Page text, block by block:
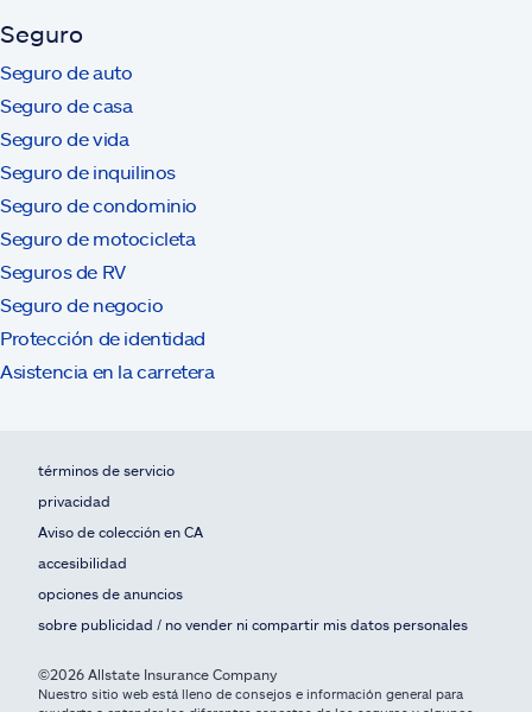
Seguro
Seguro de auto
Seguro de casa
Seguro de vida
Seguro de inquilinos
Seguro de condominio
Seguro de motocicleta
Seguros de RV
Seguro de negocio
Protección de identidad
Asistencia en la carretera
términos de servicio
privacidad
Aviso de colección en CA
accesibilidad
opciones de anuncios
sobre publicidad / no vender ni compartir mis datos personales
©2026 Allstate Insurance Company
Nuestro sitio web está lleno de consejos e información general para